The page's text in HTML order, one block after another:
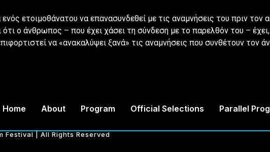
ετοιμοθάνατου να επανασυνδεθεί με τις αναμνήσεις του πριν
ο άνθρωπος – που έχει χάσει τη σύνδεση με το παρελθόν του –
να «ανακαλύψει ξανά» τις αναμνήσεις που συνθέτουν τον
Home About Program Official Selections Parallel
Festival | All Rights Reserved